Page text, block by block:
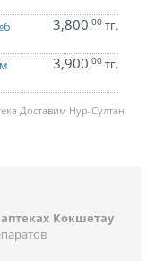
3,800.00 тг.
3,900.00 тг.
Доставим Нур-Султан
Кокшетау